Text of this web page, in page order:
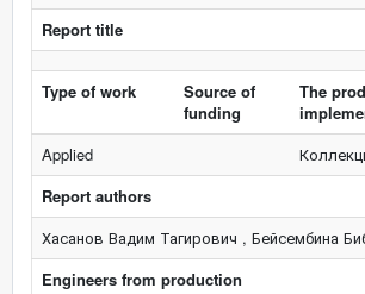
Report title
Type of work
Source of
funding
The
Applied
Report authors
Хасанов Вадим Тагирович , Бейсембина
Engineers from production